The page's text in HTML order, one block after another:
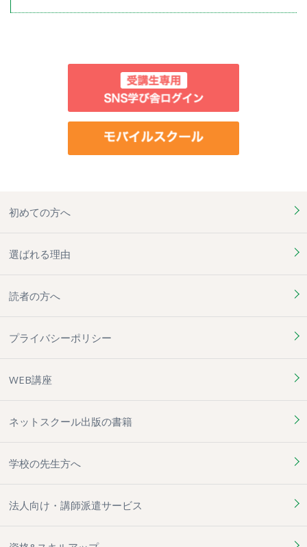
初めての方へ
選ばれる理由
読者の方へ
プライバシーポリシー
WEB講座
ネットスクール出版の書籍
学校の先生方へ
法人向け・講師派遣サービス